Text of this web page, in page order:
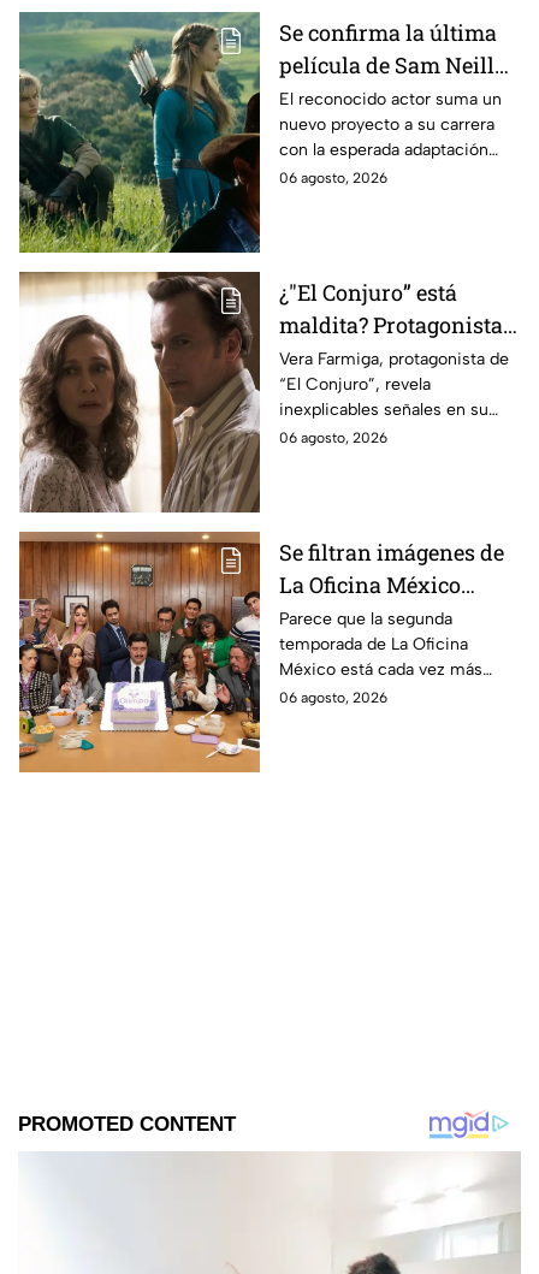
Se confirma la última
película de Sam Neill
antes de morir: esto es
lo que se sabe hasta
ahora
El reconocido actor suma un
nuevo proyecto a su carrera
con la esperada adaptación
cinematográfica del popular
06 agosto, 2026
¿"El Conjuro” está
maldita? Protagonista
revela INQUIETANTES
señales en su cuerpo
durante la grabación de
la película
Vera Farmiga, protagonista de
“El Conjuro”, revela
inexplicables señales en su
cuerpo durante el rodaje de la
06 agosto, 2026
Se filtran imágenes de
La Oficina México
temporada 2 y un
detalle desata teorías
entre los fans
Parece que la segunda
temporada de La Oficina
México está cada vez más
cerca, pues el elenco ya se
06 agosto, 2026